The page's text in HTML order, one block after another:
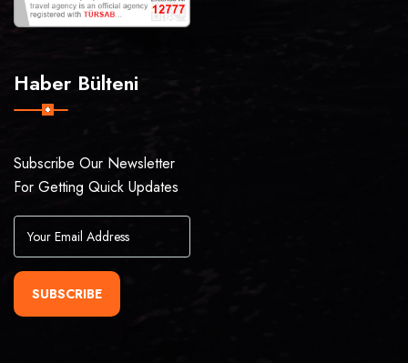
Haber Bülteni
Subscribe Our Newsletter
For Getting Quick Updates
SUBSCRIBE